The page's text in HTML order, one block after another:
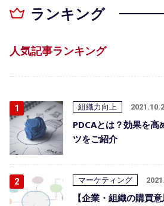
ランキング
人気記事ランキング
組織力向上
PDCAとは？効果を高
ツをご紹介
マーケティング
【企業・組織の購買